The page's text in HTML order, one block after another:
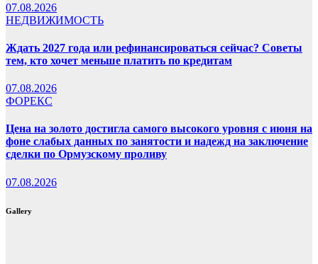
07.08.2026
НЕДВИЖИМОСТЬ
Ждать 2027 года или рефинансироваться сейчас? Советы
тем, кто хочет меньше платить по кредитам
07.08.2026
ФОРЕКС
Цена на золото достигла самого высокого уровня с июня на
фоне слабых данных по занятости и надежд на заключение
сделки по Ормузскому проливу
07.08.2026
Gallery